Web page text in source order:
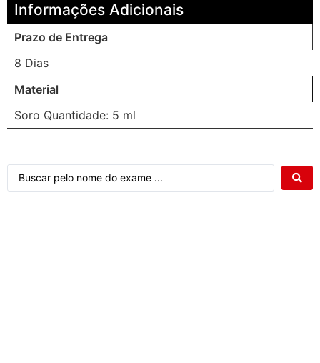
Informações Adicionais
Prazo de Entrega
8 Dias
Material
Soro Quantidade: 5 ml